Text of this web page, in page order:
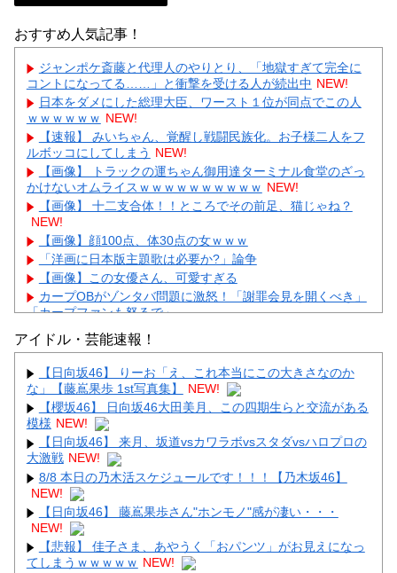
おすすめ人気記事！
ジャンポケ斎藤と代理人のやりとり、「地獄すぎて完全に
コントになってる……」と衝撃を受ける人が続出中 NEW!
日本をダメにした総理大臣、ワースト１位が同点でこの人
ｗｗｗｗｗｗ NEW!
【速報】 みいちゃん、覚醒し戦闘民族化。お子様二人をフ
ルボッコにしてしまう NEW!
【画像】 トラックの運ちゃん御用達ターミナル食堂のざっ
かけないオムライスｗｗｗｗｗｗｗｗｗｗ NEW!
【画像】 十二支合体！！ところでその前足、猫じゃね？
NEW!
【画像】顔100点、体30点の女ｗｗｗ
「洋画に日本版主題歌は必要か?」論争
【画像】この女優さん、可愛すぎる
カープOBがゾンタバ問題に激怒！「謝罪会見を開くべき」
「カープファンも怒るで」
【画像】顔100点、体30点の女ｗｗｗ
Powered by livedoor 相互RSS
アイドル・芸能速報！
【日向坂46】 りーお「え、これ本当にこの大きさなのか
な」【藤嶌果歩 1st写真集】
NEW!
【櫻坂46】 日向坂46大田美月、この四期生らと交流がある
模様 NEW!
【日向坂46】 来月、坂道vsカワラボvsスタダvsハロプロの
大激戦 NEW!
8/8 本日の乃木活スケジュールです！！！【乃木坂46】
NEW!
【日向坂46】 藤嶌果歩さん"ホンモノ"感が凄い・・・
NEW!
【悲報】 佳子さま、あやうく「おパンツ」がお見えになっ
てしまうｗｗｗｗｗ NEW!